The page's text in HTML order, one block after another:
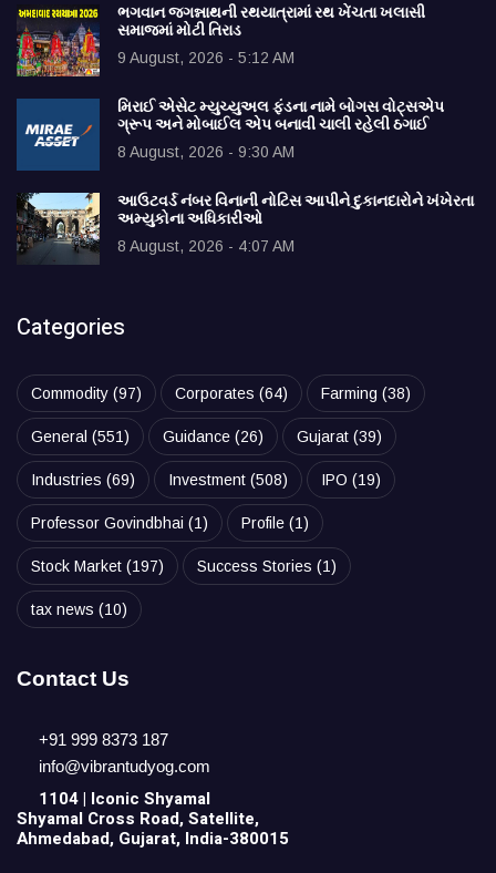
ભગવાન જગન્નાથની રથયાત્રામાં રથ ખેંચતા ખલાસી
સમાજમાં મોટી તિરાડ
9 August, 2026 - 5:12 AM
મિરાઈ એસેટ મ્યુચ્યુઅલ ફંડના નામે બોગસ વોટ્સએપ
ગ્રૂપ અને મોબાઈલ એપ બનાવી ચાલી રહેલી ઠગાઈ
8 August, 2026 - 9:30 AM
આઉટવર્ડ નંબર વિનાની નોટિસ આપીને દુકાનદારોને ખંખેરતા
અમ્યુકોના અધિકારીઓ
8 August, 2026 - 4:07 AM
Categories
Commodity (97) Corporates (64) Farming (38)
General (551) Guidance (26) Gujarat (39)
Industries (69) Investment (508) IPO (19)
Professor Govindbhai (1) Profile (1)
Stock Market (197) Success Stories (1)
tax news (10)
Contact Us
+91 999 8373 187
info@vibrantudyog.com
1104 | Iconic Shyamal
Shyamal Cross Road, Satellite,
Ahmedabad, Gujarat, India-380015